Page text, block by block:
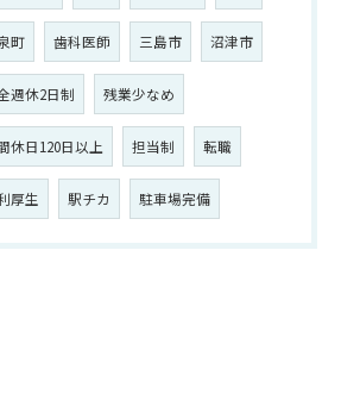
町 歯科医師 三島市 沼津市
週休2日制 残業少なめ
休日120日以上 担当制 転職
厚生 駅チカ 駐車場完備